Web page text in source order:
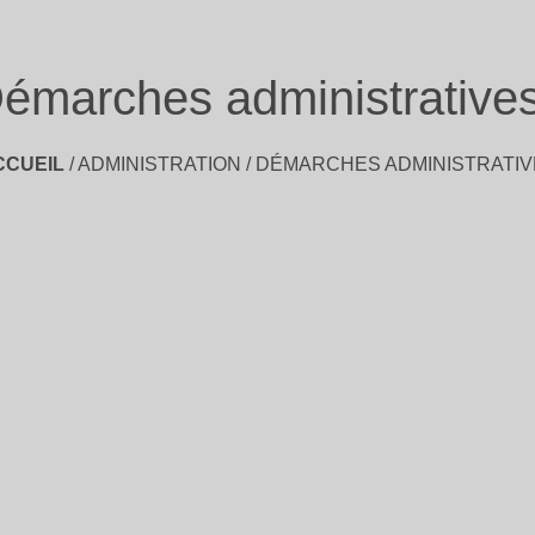
/ADMINISTRATION / DÉMARCHES